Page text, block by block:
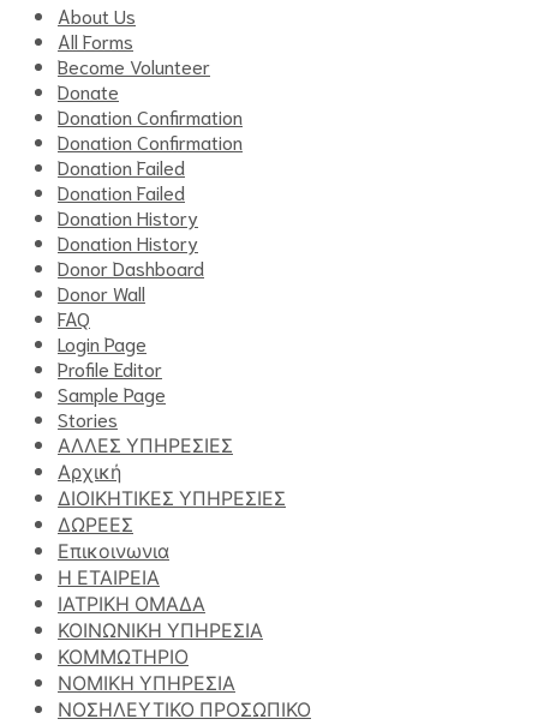
About Us
All Forms
Become Volunteer
Donate
Donation Confirmation
Donation Confirmation
Donation Failed
Donation Failed
Donation History
Donation History
Donor Dashboard
Donor Wall
FAQ
Login Page
Profile Editor
Sample Page
Stories
ΑΛΛΕΣ ΥΠΗΡΕΣΙΕΣ
Αρχική
ΔΙΟΙΚΗΤΙΚΕΣ ΥΠΗΡΕΣΙΕΣ
ΔΩΡΕΕΣ
Επικοινωνια
Η ΕΤΑΙΡΕΙΑ
ΙΑΤΡΙΚΗ ΟΜΑΔΑ
ΚΟΙΝΩΝΙΚΗ ΥΠΗΡΕΣΙΑ
ΚΟΜΜΩΤΗΡΙΟ
ΝΟΜΙΚΗ ΥΠΗΡΕΣΙΑ
ΝΟΣΗΛΕΥΤΙΚΟ ΠΡΟΣΩΠΙΚΟ